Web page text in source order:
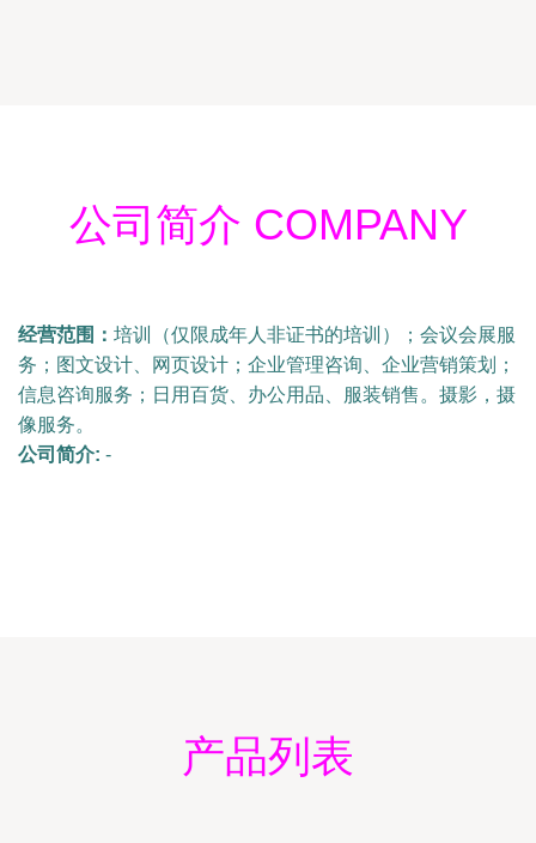
公司简介 COMPANY
经营范围： 培训（仅限成年人非证书的培训）；会议会展服
务；图文设计、网页设计；企业管理咨询、企业营销策划；
信息咨询服务；日用百货、办公用品、服装销售。摄影，摄
像服务。
公司简介: -
产品列表